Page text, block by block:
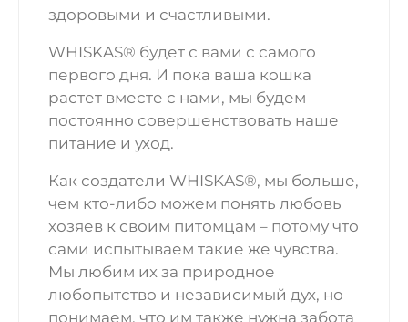
здоровыми и счастливыми.
WHISKAS® будет с вами с самого
первого дня. И пока ваша кошка
растет вместе с нами, мы будем
постоянно совершенствовать наше
питание и уход.
Как создатели WHISKAS®, мы больше,
чем кто-либо можем понять любовь
хозяев к своим питомцам – потому что
сами испытываем такие же чувства.
Мы любим их за природное
любопытство и независимый дух, но
понимаем, что им также нужна забота